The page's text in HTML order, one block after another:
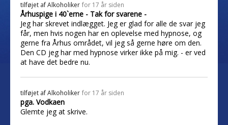
tilføjet afAlkoholiker for 17 år siden
Århuspige i 40`erne - Tak for svarene -
Jeg har skrevet indlægget. Jeg er glad for alle de svar jeg
får, men hvis nogen har en oplevelse med hypnose, og
gerne fra Århus området, vil jeg så gerne høre om den.
Den CD jeg har med hypnose virker ikke på mig. - er ved
at have det bedre nu.
tilføjet afAlkoholiker for 17 år siden
pga. Vodkaen
Glemte jeg at skrive.